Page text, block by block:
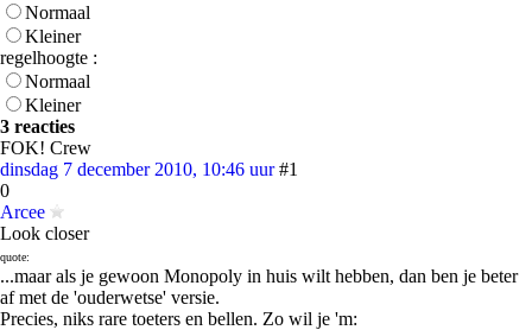
Normaal
Kleiner
regelhoogte :
Normaal
Kleiner
3 reacties
FOK! Crew
dinsdag 7 december 2010, 10:46 uur #1
0
Arcee
Look closer
quote:
...maar als je gewoon Monopoly in huis wilt hebben, dan ben je beter
af met de 'ouderwetse' versie.
Precies, niks rare toeters en bellen. Zo wil je 'm: